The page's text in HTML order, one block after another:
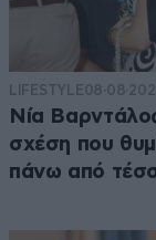
LIFESTYLE
Νία
σχέση που
πάνω από